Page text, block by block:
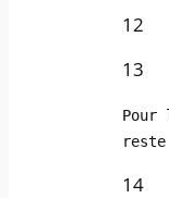
12
13
14